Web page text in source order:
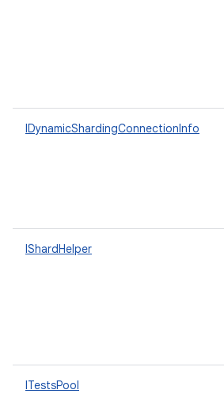
IDynamicShardingConnectionInfo
IShardHelper
ITestsPool